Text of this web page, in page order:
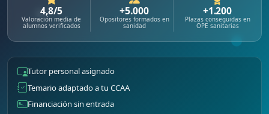
4,8/5
Valoración media de
alumnos verificados
+5.000
Opositores formados en
sanidad
+1.200
Plazas conseguidas en
OPE sanitarias
Tutor personal asignado
Temario adaptado a tu CCAA
Financiación sin entrada